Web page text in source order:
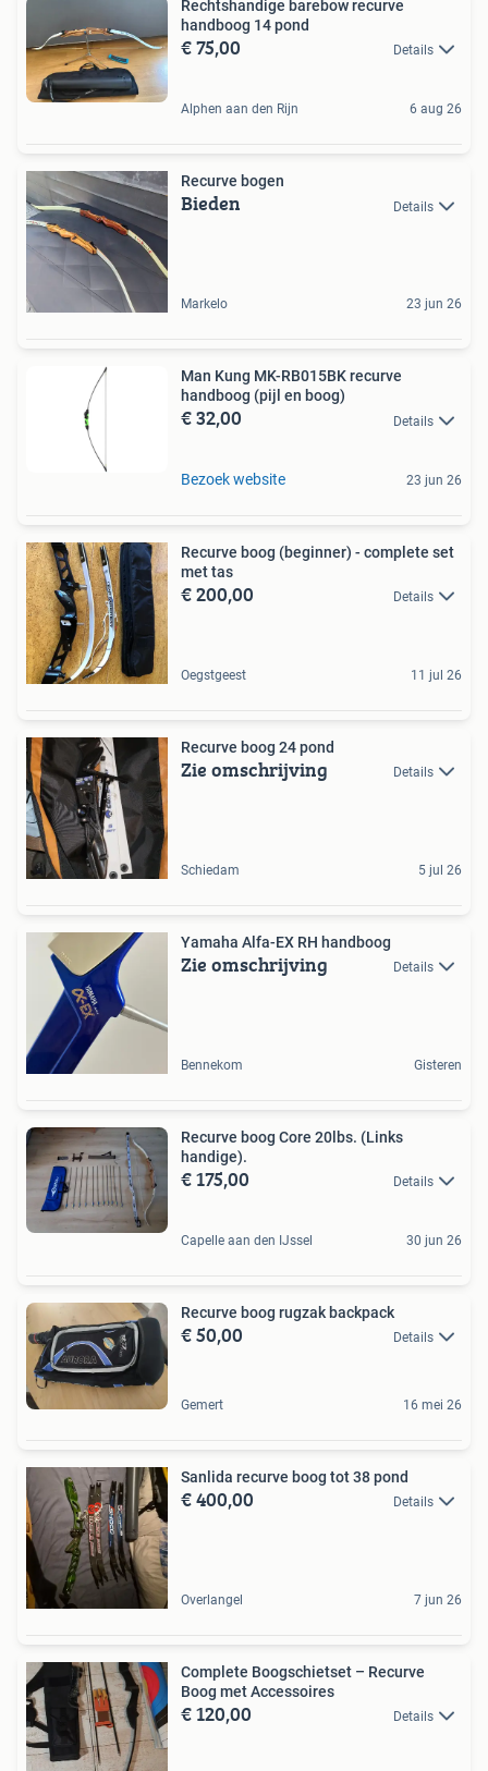
Rechtshandige barebow recurve
handboog 14 pond
€ 75,00 Details
Alphen aan den Rijn 6 aug 26
Recurve bogen
Bieden Details
Markelo 23 jun 26
Man Kung MK-RB015BK recurve
handboog (pijl en boog)
€ 32,00 Details
Bezoek website 23 jun 26
Recurve boog (beginner) - complete set
met tas
€ 200,00 Details
Oegstgeest 11 jul 26
Recurve boog 24 pond
Zie omschrijving Details
Schiedam 5 jul 26
Yamaha Alfa-EX RH handboog
Zie omschrijving Details
Bennekom Gisteren
Recurve boog Core 20lbs. (Links
handige).
€ 175,00 Details
Capelle aan den IJssel 30 jun 26
Recurve boog rugzak backpack
€ 50,00 Details
Gemert 16 mei 26
Sanlida recurve boog tot 38 pond
€ 400,00 Details
Overlangel 7 jun 26
Complete Boogschietset – Recurve
Boog met Accessoires
€ 120,00 Details